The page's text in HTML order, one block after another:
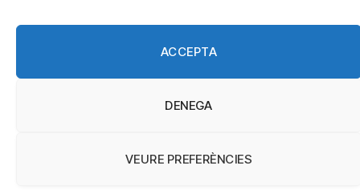
ACCEPTA
DENEGA
VEURE PREFERÈNCIES
Telèfon: